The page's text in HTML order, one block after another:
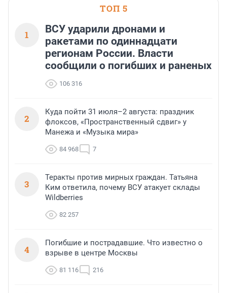
ТОП 5
1
ВСУ ударили дронами и
ракетами по одиннадцати
регионам России. Власти
сообщили о погибших и раненых
106 316
2
Куда пойти 31 июля–2 августа: праздник
флоксов, «Пространственный сдвиг» у
Манежа и «Музыка мира»
84 968 7
3
Теракты против мирных граждан. Татьяна
Ким ответила, почему ВСУ атакует склады
Wildberries
82 257
4
Погибшие и пострадавшие. Что известно о
взрыве в центре Москвы
81 116 216